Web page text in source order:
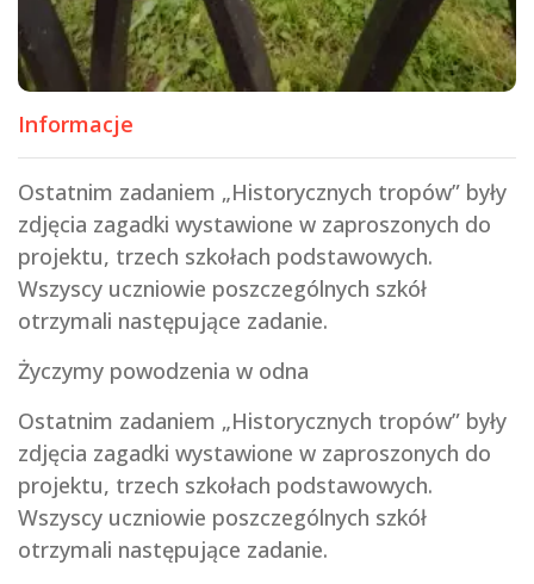
Informacje
Ostatnim zadaniem „Historycznych tropów” były
zdjęcia zagadki wystawione w zaproszonych do
projektu, trzech szkołach podstawowych.
Wszyscy uczniowie poszczególnych szkół
otrzymali następujące zadanie.
Życzymy powodzenia w odna
Ostatnim zadaniem „Historycznych tropów” były
zdjęcia zagadki wystawione w zaproszonych do
projektu, trzech szkołach podstawowych.
Wszyscy uczniowie poszczególnych szkół
otrzymali następujące zadanie.